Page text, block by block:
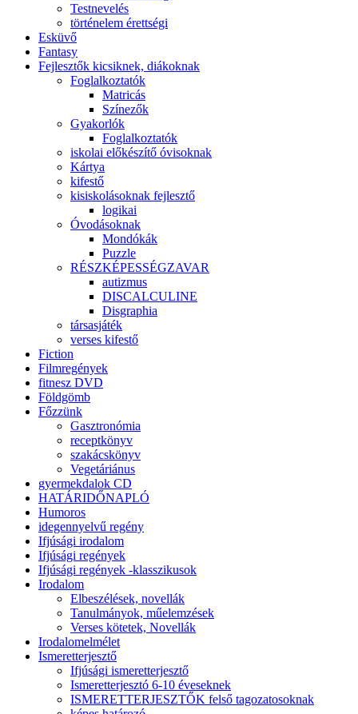
Testnevelés
történelem érettségi
Esküvő
Fantasy
Fejlesztők kicsiknek, diákoknak
Foglalkoztatók
Matricás
Színezők
Gyakorlók
Foglalkoztatók
iskolai előkészítő óvisoknak
Kártya
kifestő
kisiskolásoknak fejlesztő
logikai
Óvodásoknak
Mondókák
Puzzle
RÉSZKÉPESSÉGZAVAR
autizmus
DISCALCULINE
Disgraphia
társasjáték
verses kifestő
Fiction
Filmregények
fitnesz DVD
Földgömb
Főzzünk
Gasztronómia
receptkönyv
szakácskönyv
Vegetáriánus
gyermekdalok CD
HATÁRIDŐNAPLÓ
Humoros
idegennyelvű regény
Ifjúsági irodalom
Ifjúsági regények
Ifjúsági regények -klasszikusok
Irodalom
Elbeszélések, novellák
Tanulmányok, műelemzések
Verses kötetek, Novellák
Irodalomelmélet
Ismeretterjesztő
Ifjúsági ismeretterjesztő
Ismeretterjesztó 6-10 éveseknek
ISMERETTERJESZTŐK felső tagozatosoknak